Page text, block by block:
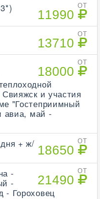
ОТ
11990
ОТ
13710
ОТ
18000
Свияжск и участия
"Гостеприимный
авиа, май -
ОТ
18650
+ ж/
ОТ
21490
-
-
- Гороховец